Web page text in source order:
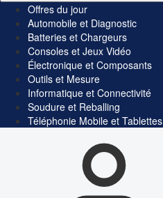
Offres du jour
Automobile et Diagnostic
Batteries et Chargeurs
Consoles et Jeux Vidéo
Électronique et Composants
Outils et Mesure
Informatique et Connectivité
Soudure et Reballing
Téléphonie Mobile et Tablettes